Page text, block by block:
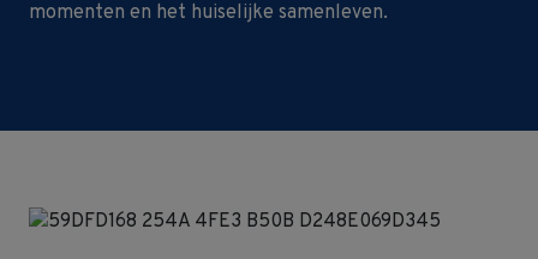
momenten en het huiselijke samenleven.